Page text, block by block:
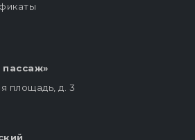
площадь, д. 3